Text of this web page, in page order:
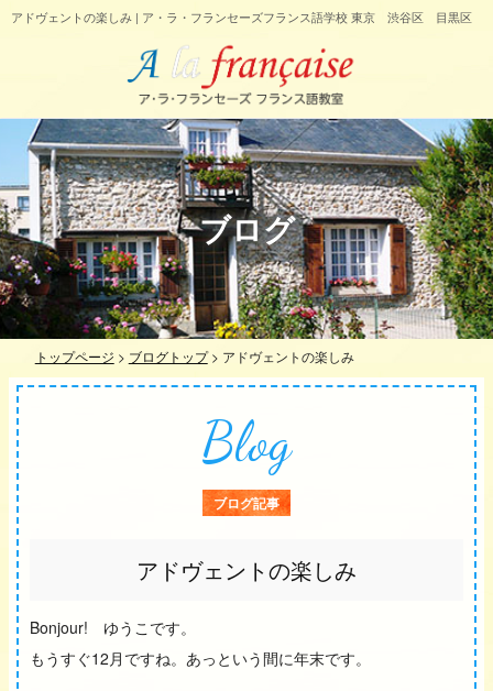
アドヴェントの楽しみ | ア・ラ・フランセーズフランス語学校 東京 渋谷区 目黒区
ブログ
トップページ > ブログトップ> アドヴェントの楽しみ
Blog
ブログ記事
アドヴェントの楽しみ
Bonjour! ゆうこです。
もうすぐ12月ですね。あっという間に年末です。